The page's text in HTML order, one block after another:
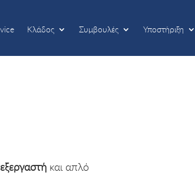
Κλάδος Συμβουλές Υποστήριξη
Κλάδος Συμβουλές Υποστήριξη
και απλό